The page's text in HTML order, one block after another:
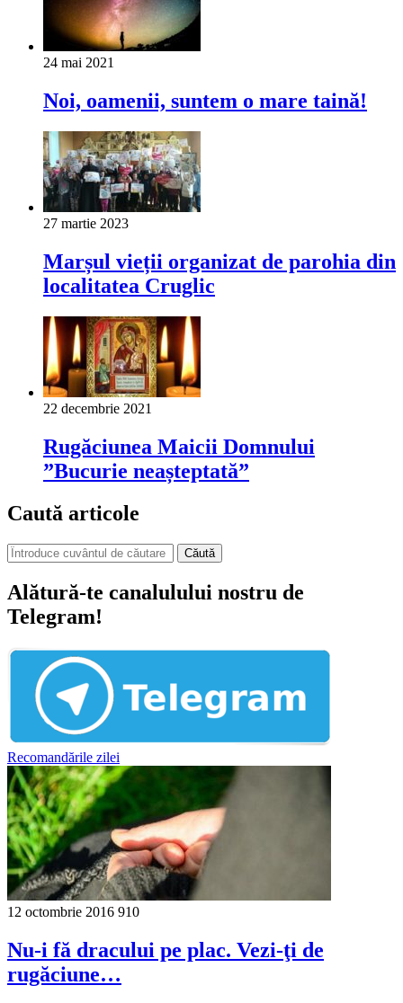
24 mai 2021
Noi, oamenii, suntem o mare taină!
27 martie 2023
Marșul vieții organizat de parohia din
localitatea Cruglic
22 decembrie 2021
Rugăciunea Maicii Domnului
”Bucurie neașteptată”
Caută articole
Căută
Alătură-te canalulului nostru de
Telegram!
Recomandările zilei
12 octombrie 2016 910
Nu-i fă dracului pe plac. Vezi-ţi de
rugăciune…